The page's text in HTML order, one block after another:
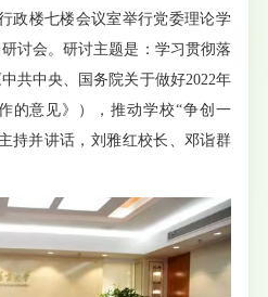
政楼七楼会议室举行党委理论学
讨会。研讨主题是：学习贯彻落
共中央、国务院关于做好2022年
的意见》），推动学校“争创一
持并讲话，刘雅红校长、邓诣群